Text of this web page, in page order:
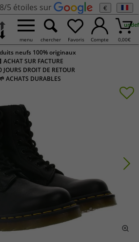
5 étoiles sur €
menu chercher Favoris Compte 0,00€
neufs 100% originaux
ACHAT SUR FACTURE
JOURS DROIT DE RETOUR
ACHATS DURABLES